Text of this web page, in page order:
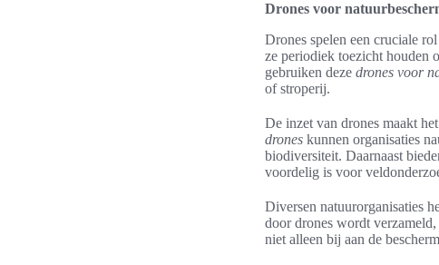
Drones voor
Drones spelen een cruciale
ze periodiek toezicht houden
gebruiken deze drones voor
of stroperij.
De inzet van drones maakt
drones kunnen organisaties
biodiversiteit. Daarnaast
voordelig is voor
Diversen natuurorganisaties
door drones wordt
niet alleen bij aan de